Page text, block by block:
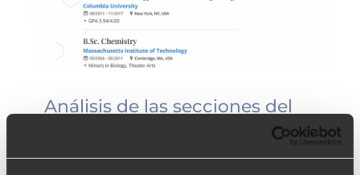
Análisis de las secciones del
CV e importación automática
de la foto del candidato